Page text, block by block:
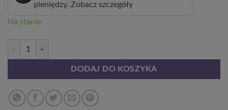
pieniędzy. Zobacz szczegóły
Na stanie
ilość Clematis Viola (wielkokwiatowy) poj. 2L
DODAJ DO KOSZYKA